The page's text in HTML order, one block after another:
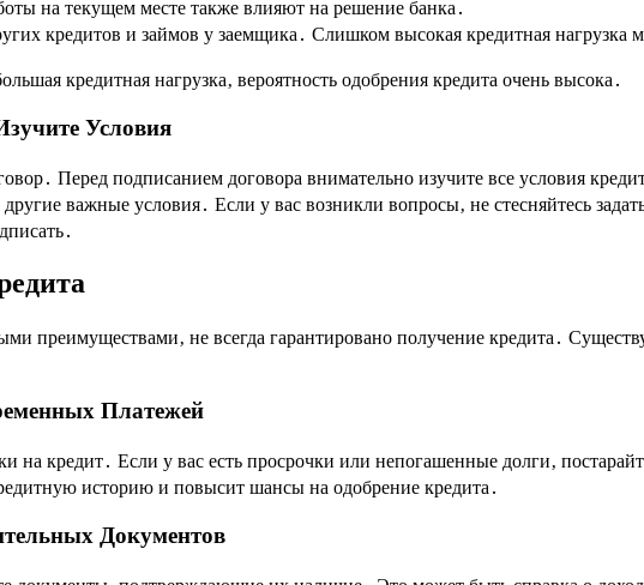
на текущем месте также влияют на решение банка․
кредитов и займов у заемщика․ Слишком высокая кредитная нагрузка
кредитная нагрузка‚ вероятность одобрения кредита очень высока․
Условия
Перед подписанием договора внимательно изучите все условия
важные условия․ Если у вас возникли вопросы‚ не стесняйтесь
преимуществами‚ не всегда гарантировано получение кредита․
Платежей
на кредит․ Если у вас есть просрочки или непогашенные долги‚
историю и повысит шансы на одобрение кредита․
Документов